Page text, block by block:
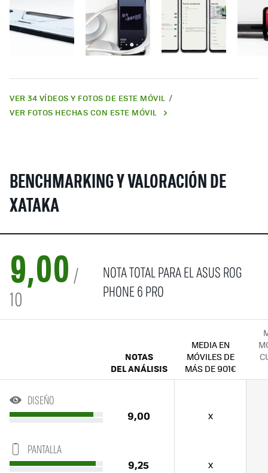
VER 34 VÍDEOS Y FOTOS DE ESTE MÓVIL
VER FOTOS HECHAS CON ESTE MÓVIL
BENCHMARKING Y VALORACIÓN DE
XATAKA
9,00 /
10
NOTA TOTAL PARA EL ASUS ROG
PHONE 6 PRO
NOTAS
DEL ANÁLISIS
MEDIA EN
MÓVILES DE
MÁS DE 901€
DISEÑO
9,00 x
PANTALLA
9,25 x